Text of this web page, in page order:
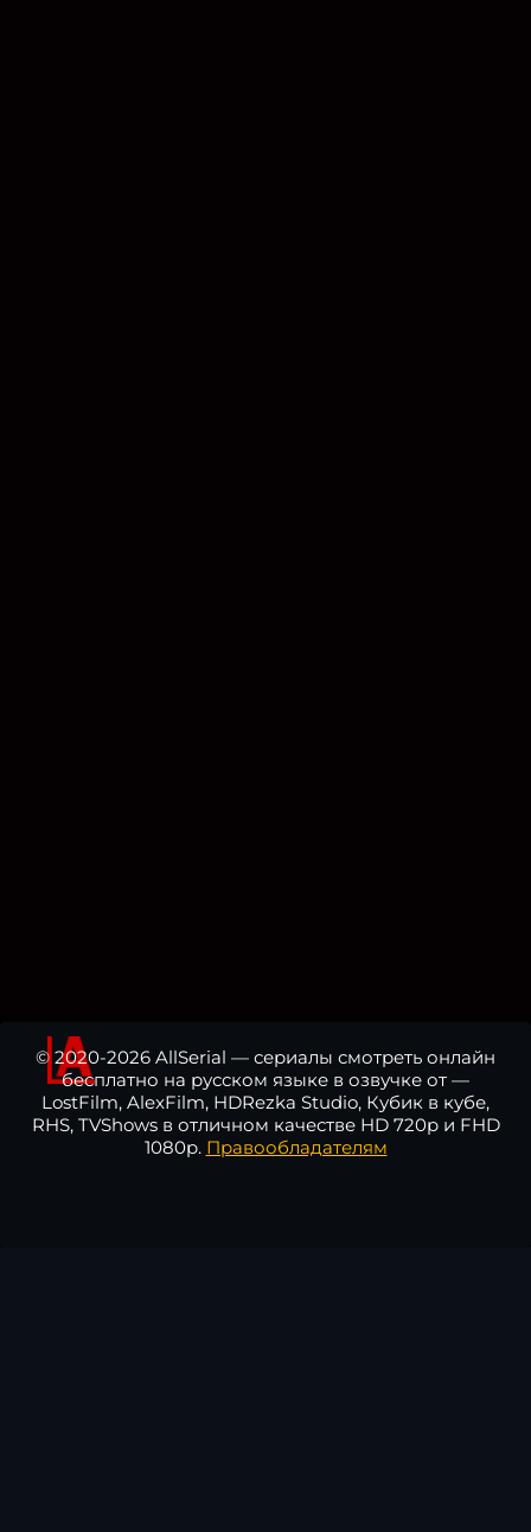
© 2020-2026 AllSerial — сериалы смотреть онлайн
бесплатно на русском языке в озвучке от —
LostFilm, AlexFilm, HDRezka Studio, Кубик в кубе,
RHS, TVShows в отличном качестве HD 720p и FHD
1080p. Правообладателям